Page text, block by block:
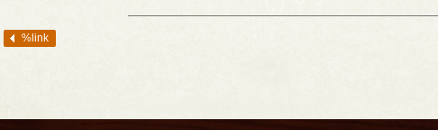
Navigation des articles
%link